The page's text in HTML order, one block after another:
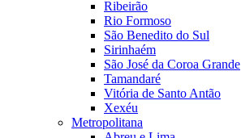
Ribeirão
Rio Formoso
São Benedito do Sul
Sirinhaém
São José da Coroa Grande
Tamandaré
Vitória de Santo Antão
Xexéu
Metropolitana